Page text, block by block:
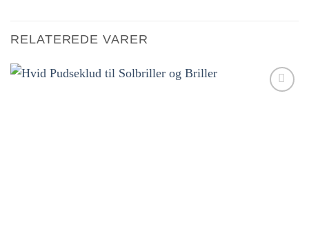
RELATEREDE VARER